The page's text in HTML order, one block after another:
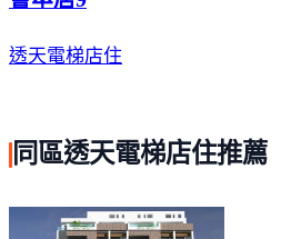
透天電梯店住
同區透天電梯店住推薦